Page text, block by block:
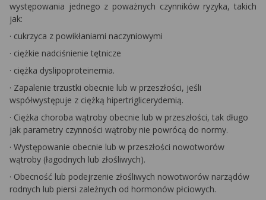
występowania jednego z poważnych czynników ryzyka, takich
jak:
· cukrzyca z powikłaniami naczyniowymi
· ciężkie nadciśnienie tętnicze
· ciężka dyslipoproteinemia.
· Zapalenie trzustki obecnie lub w przeszłości, jeśli
współwystępuje z ciężką hipertriglicerydemią.
· Ciężka choroba wątroby obecnie lub w przeszłości, tak długo
jak parametry czynności wątroby nie powrócą do normy.
· Występowanie obecnie lub w przeszłości nowotworów
wątroby (łagodnych lub złośliwych).
· Obecność lub podejrzenie złośliwych nowotworów narządów
rodnych lub piersi zależnych od hormonów płciowych.